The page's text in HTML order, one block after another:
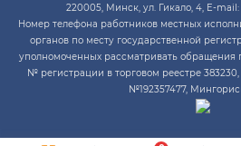
СБ с 10:00 до 14:00
WhatsApp
Skype
220005, Минск, ул. Гикало, 4, E-
Номер телефона работников местных
органов по месту государственной
уполномоченных рассматривать обращения
№ регистрации в торговом реестре
№192357477,